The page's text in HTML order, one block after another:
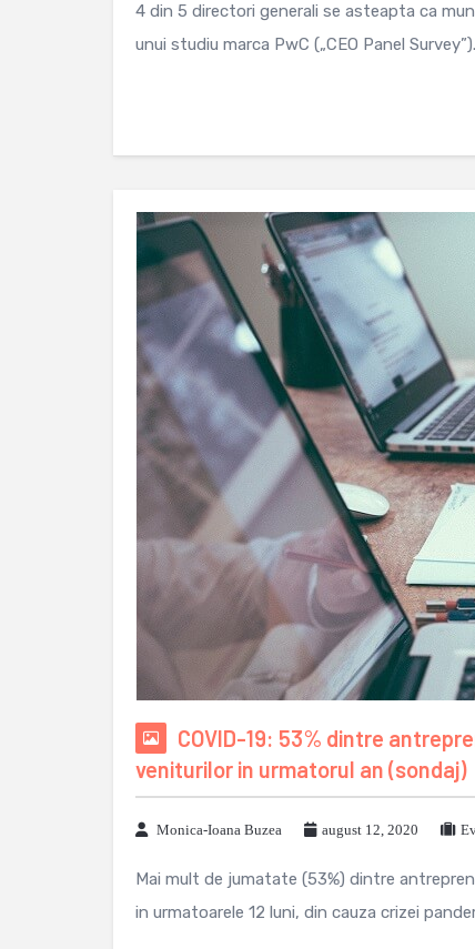
4 din 5 directori generali se asteapta ca
unui studiu marca PwC („CEO Panel Survey”).
COVID-19: 53% dintre
veniturilor in urmatorul an (sondaj)
Monica-Ioana Buzea august 12, 2020
Mai mult de jumatate (53%) dintre
in urmatoarele 12 luni, din cauza crizei